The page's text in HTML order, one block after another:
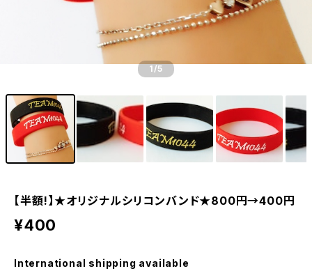
1 /5
【半額!】★オリジナルシリコンバンド★800円→400円
¥400
International shipping available